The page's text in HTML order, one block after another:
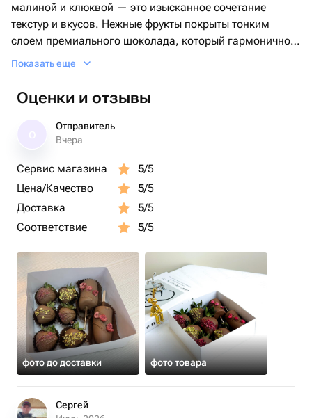
малиной и клюквой — это изысканное сочетание
текстур и вкусов. Нежные фрукты покрыты тонким
слоем премиального шоколада, который гармонично
дополняется хрустом фисташки и яркой кислинкой
удовольствие и смотрится как маленькое
произведение искусства. Такой десерт станет
эффектным подарком или особенным угощением для
любого случая.
Показать еще
Оценки и отзывы
Отправитель
Вчера
Сервис магазина 5/5
Цена/Качество
5/5
Доставка
5/5
Соответствие
5/5
фото до доставки фото товара
Сергей